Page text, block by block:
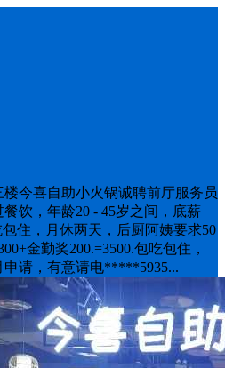
今喜自助小火锅诚聘前厅服务员
饮，年龄20 - 45岁之间，底薪
包住，月休两天，后厨阿姨要求50
金勤奖200.=3500.包吃包住，
申请，有意请电*****5935...